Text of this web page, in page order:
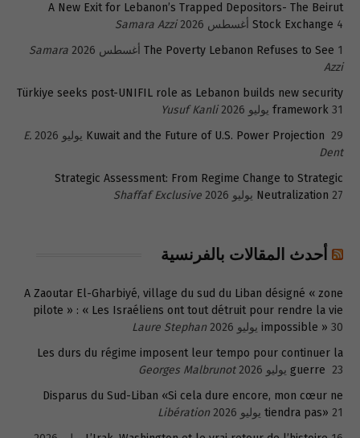
A New Exit for Lebanon’s Trapped Depositors- The Beirut
Stock Exchange 4 أغسطس 2026
Samara Azzi
The Poverty Lebanon Refuses to See 1 أغسطس 2026
Samara
Azzi
Türkiye seeks post-UNIFIL role as Lebanon builds new security
framework 31 يوليو 2026
Yusuf Kanli
Kuwait and the Future of U.S. Power Projection 29 يوليو 2026
E.
Dent
Strategic Assessment: From Regime Change to Strategic
Neutralization 27 يوليو 2026 Shaffaf Exclusive
أحدث المقالات بالفرنسية
A Zaoutar El-Gharbiyé, village du sud du Liban désigné « zone
pilote » : « Les Israéliens ont tout détruit pour rendre la vie
impossible » 30 يوليو 2026
Laure Stephan
Les durs du régime imposent leur tempo pour continuer la
guerre 23 يوليو 2026
Georges Malbrunot
Disparus du Sud-Liban «Si cela dure encore, mon cœur ne
tiendra pas» 21 يوليو 2026
Libération